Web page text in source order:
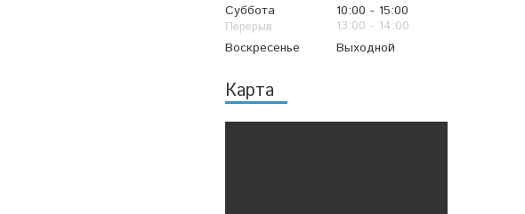
Суббота
10:00
15:00
13:00
14:00
Воскресенье
Выходной
Карта